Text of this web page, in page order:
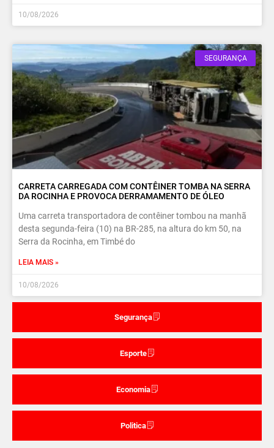
Segurança
Esporte
Economia
Politica
10/08/2026
SEGURANÇA
CARRETA CARREGADA COM CONTÊINER TOMBA NA SERRA
DA ROCINHA E PROVOCA DERRAMAMENTO DE ÓLEO
Uma carreta transportadora de contêiner tombou na manhã
desta segunda-feira (10) na BR-285, na altura do km 50, na
Serra da Rocinha, em Timbé do
LEIA MAIS »
10/08/2026